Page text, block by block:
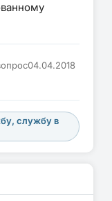
04.04.2018
службу в